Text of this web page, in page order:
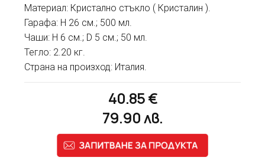
Материал: Кристално стъкло ( Кристалин ).
Гарафа: H 26 см.; 500 мл.
Чаши: H 6 см.; D 5 см.; 50 мл.
Тегло: 2.20 кг.
Страна на произход: Италия.
40.85€
79.90лв.